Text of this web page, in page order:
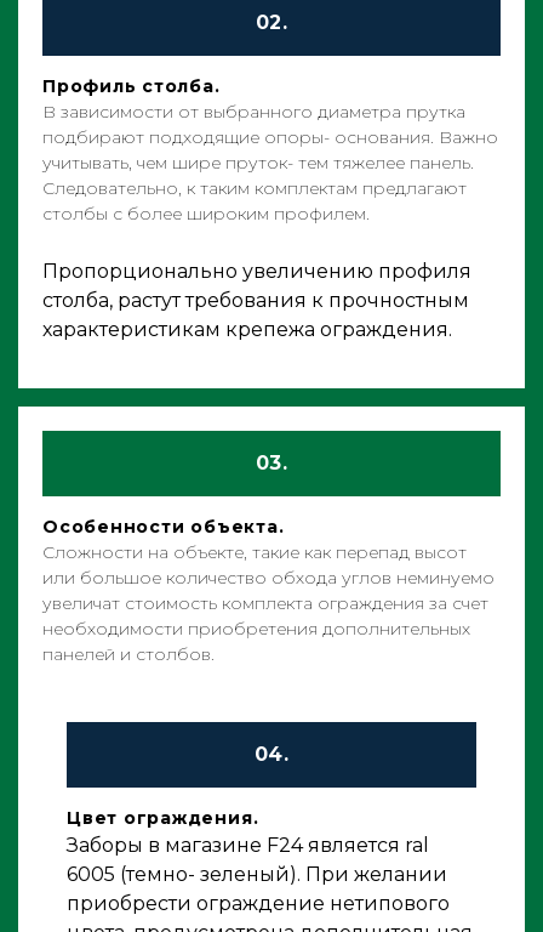
02.
Профиль столба.
В зависимости от выбранного диаметра прутка
подбирают подходящие опоры- основания. Важно
учитывать, чем шире пруток- тем тяжелее панель.
Следовательно, к таким комплектам предлагают
столбы с более широким профилем.
Пропорционально увеличению профиля
столба, растут требования к прочностным
характеристикам крепежа ограждения.
03.
Особенности объекта.
Сложности на объекте, такие как перепад высот
или большое количество обхода углов неминуемо
увеличат стоимость комплекта ограждения за счет
необходимости приобретения дополнительных
панелей и столбов.
04.
Цвет ограждения.
Заборы в магазине F24 является ral
6005 (темно- зеленый). При желании
приобрести ограждение нетипового